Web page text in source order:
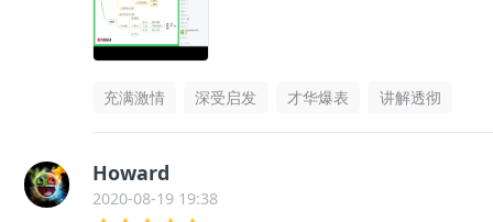
充满激情 深受启发 才华爆表 讲解透彻
Howard
2020-08-19 19:38